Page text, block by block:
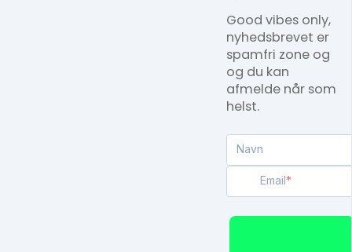
Good vibes only,
nyhedsbrevet er
spamfri zone og
og du kan
afmelde når som
helst.
Navn
Email